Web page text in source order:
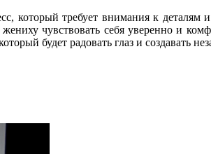
который требует внимания к
чувствовать себя уверенно и
будет радовать глаз и создавать